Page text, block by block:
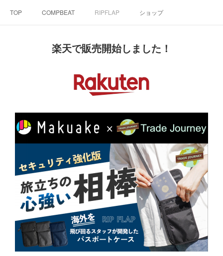
TOP COMPBEAT RIPFLAP ショップ
楽天で販売開始しました！